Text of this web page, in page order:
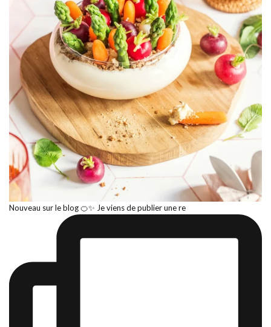
Nouveau sur le blog 🍊✨ Je viens de publier une re